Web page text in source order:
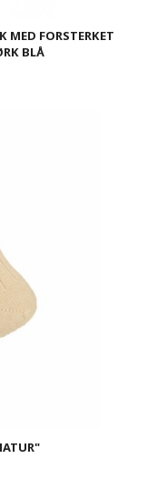
FORSTERKET
BLÅ